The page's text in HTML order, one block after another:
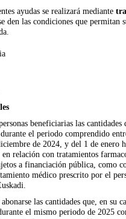
ayudas se realizará mediante
den las condiciones que permitan
beneficiarias las cantidades
el periodo comprendido
de 2024, y del 1 de enero
relación con tratamientos
a financiación pública, como
médico prescrito por el
las cantidades que, en su
el mismo periodo de 2025